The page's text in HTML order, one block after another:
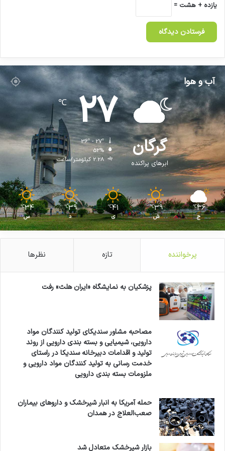
یازده + هشت =
آب و هوا
گرگان
ابرهای پراکنده
27
℃
36º - 27º
52%
2.28 کیلومتر/ساعت
36
℃
ج
39
℃
ش
41
℃
ی
39
℃
د
34
℃
س
پرخواننده تازه نظرها
پزشکیان به نمایشگاه «ایران هلث» رفت
مصاحبه مشاور سندیکای تولید کنندگان مواد
دارویی، شیمیایی و بسته بندی دارویی از روند
تولید و اقدامات دبیرخانه سندیکا در راستای
خدمت رسانی به تولید کنندگان مواد دارویی و
ملزومات بسته بندی دارویی
حمله آمریکا به انبار شیرخشک و داروهای بیماران
صعب‌العلاج در همدان
بازار شیرخشک متعادل شد